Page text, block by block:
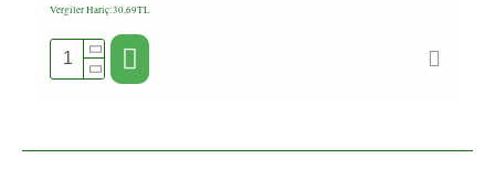
Vergiler Hariç:30,69TL